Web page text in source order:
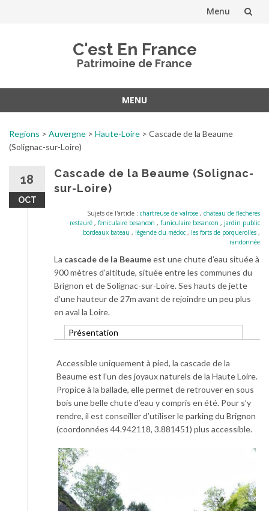
Menu
C'est En France
Patrimoine de France
MENU
contenu
Regions > Auvergne > Haute-Loire > Cascade de la Beaume
(Solignac-sur-Loire)
18
OCT
Cascade de la Beaume (Solignac-
sur-Loire)
Sujets de l'article : chartreuse de valrose , chateau de flecheres
restauré , feniculaire besancon , funiculaire besancon , jardin public
bordeaux bateau , légende du médoc , les forts de porquerolles ,
randonnée
La cascade de la Beaumeest une chute d’eau située à
900 mètres d’altitude, située entre les communes du
Brignon et de Solignac-sur-Loire. Ses hauts de jette
d’une hauteur de 27m avant de rejoindre un peu plus
en aval la Loire.
Présentation
Accessible uniquement à pied, la cascade de la
Beaume est l’un des joyaux naturels de la Haute Loire.
Propice à la ballade, elle permet de retrouver en sous
bois une belle chute d’eau y compris en été. Pour s’y
rendre, il est conseiller d’utiliser le parking du Brignon
(coordonnées 44.942118, 3.881451) plus accessible.